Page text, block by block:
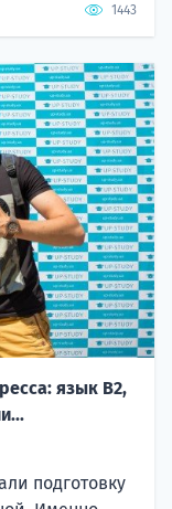
1443
язык B2,
подготовку